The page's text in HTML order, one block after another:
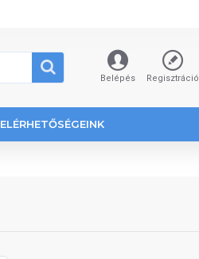
Belépés Regisztráció
ELÉRHETŐSÉGEINK